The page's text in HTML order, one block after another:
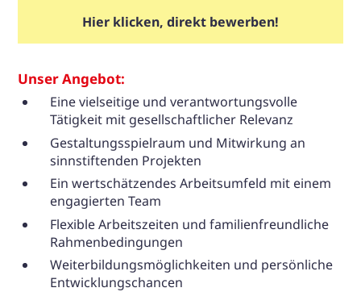
Hier klicken, direkt bewerben!
Unser Angebot:
Eine vielseitige und verantwortungsvolle
Tätigkeit mit gesellschaftlicher Relevanz
Gestaltungsspielraum und Mitwirkung an
sinnstiftenden Projekten
Ein wertschätzendes Arbeitsumfeld mit einem
engagierten Team
Flexible Arbeitszeiten und familienfreundliche
Rahmenbedingungen
Weiterbildungsmöglichkeiten und persönliche
Entwicklungschancen